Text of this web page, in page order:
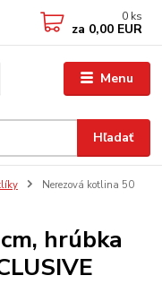
Menu
Hľadať
0 ks
za 0,00 EUR
Nerezová kotlina 50
hrúbka